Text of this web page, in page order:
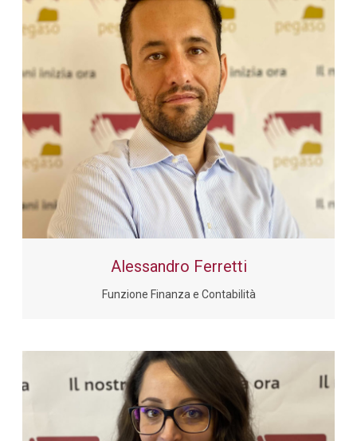
Alessandro Ferretti
Funzione Finanza e Contabilità